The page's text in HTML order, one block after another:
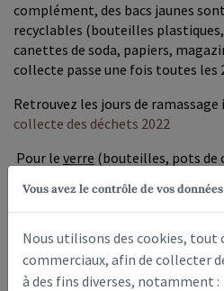
Vous avez le contrôle de vos données
Nous utilisons des cookies, tout
commerciaux, afin de collecter
à des fins diverses, notamment :
complément, des bacs jaunes
recyclables (bouteilles
canettes de soda, papiers,
collecte passe une fois toutes les
Retrouvez les jours de
collecte des déchets 2022
Pour le verre (bouteilles, pots
pompiers (Rue des Fusillés) et
(Chemin de la Prairie de Tavaux).
textile
, une borne est
près de la caserne des pompiers